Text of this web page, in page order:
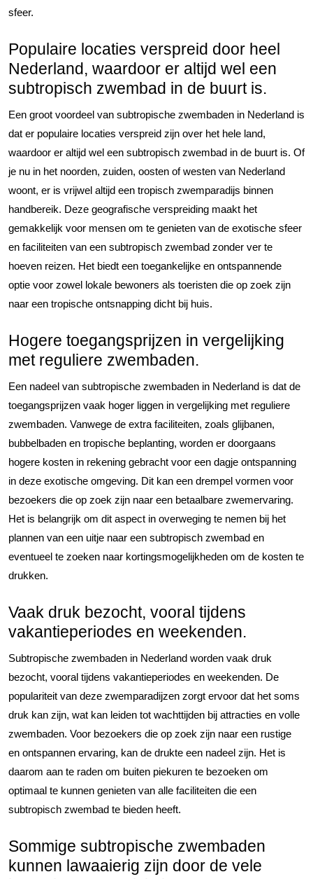
sfeer.
Populaire locaties verspreid door heel
Nederland, waardoor er altijd wel een
subtropisch zwembad in de buurt is.
Een groot voordeel van subtropische zwembaden in Nederland is
dat er populaire locaties verspreid zijn over het hele land,
waardoor er altijd wel een subtropisch zwembad in de buurt is. Of
je nu in het noorden, zuiden, oosten of westen van Nederland
woont, er is vrijwel altijd een tropisch zwemparadijs binnen
handbereik. Deze geografische verspreiding maakt het
gemakkelijk voor mensen om te genieten van de exotische sfeer
en faciliteiten van een subtropisch zwembad zonder ver te
hoeven reizen. Het biedt een toegankelijke en ontspannende
optie voor zowel lokale bewoners als toeristen die op zoek zijn
naar een tropische ontsnapping dicht bij huis.
Hogere toegangsprijzen in vergelijking
met reguliere zwembaden.
Een nadeel van subtropische zwembaden in Nederland is dat de
toegangsprijzen vaak hoger liggen in vergelijking met reguliere
zwembaden. Vanwege de extra faciliteiten, zoals glijbanen,
bubbelbaden en tropische beplanting, worden er doorgaans
hogere kosten in rekening gebracht voor een dagje ontspanning
in deze exotische omgeving. Dit kan een drempel vormen voor
bezoekers die op zoek zijn naar een betaalbare zwemervaring.
Het is belangrijk om dit aspect in overweging te nemen bij het
plannen van een uitje naar een subtropisch zwembad en
eventueel te zoeken naar kortingsmogelijkheden om de kosten te
drukken.
Vaak druk bezocht, vooral tijdens
vakantieperiodes en weekenden.
Subtropische zwembaden in Nederland worden vaak druk
bezocht, vooral tijdens vakantieperiodes en weekenden. De
populariteit van deze zwemparadijzen zorgt ervoor dat het soms
druk kan zijn, wat kan leiden tot wachttijden bij attracties en volle
zwembaden. Voor bezoekers die op zoek zijn naar een rustige
en ontspannen ervaring, kan de drukte een nadeel zijn. Het is
daarom aan te raden om buiten piekuren te bezoeken om
optimaal te kunnen genieten van alle faciliteiten die een
subtropisch zwembad te bieden heeft.
Sommige subtropische zwembaden
kunnen lawaaierig zijn door de vele